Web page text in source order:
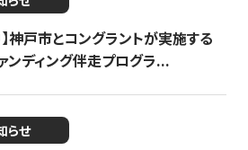
神戸市とコングラントが実施する
ンディング伴走プログラ...
らせ